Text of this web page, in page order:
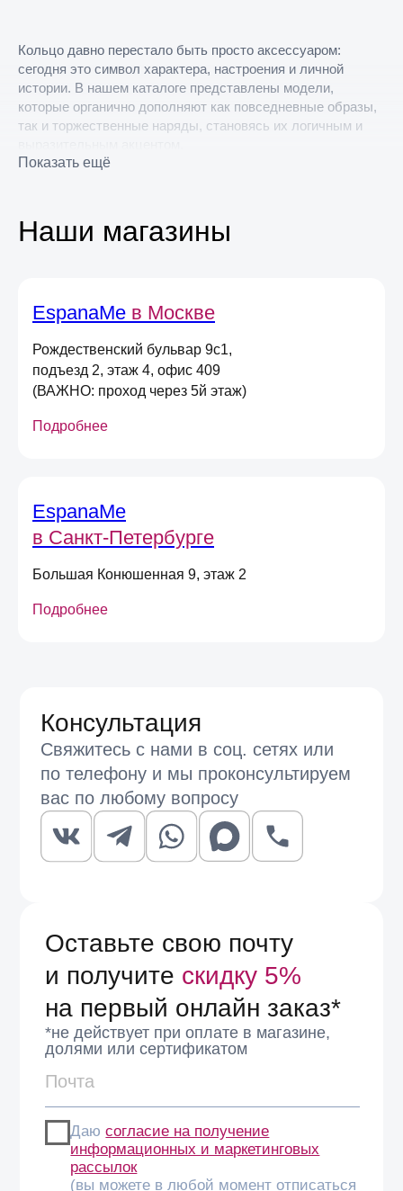
Кольцо давно перестало быть просто аксессуаром:
сегодня это символ характера, настроения и личной
истории. В нашем каталоге представлены модели,
которые органично дополняют как повседневные образы,
так и торжественные наряды, становясь их логичным и
декоративными элементами или в сдержанном
исполнении. Они подойдут для ежедневного ношения,
Выбирая кольца EspanaMe, вы выбираете украшения,
образ, и остаются актуальными вне времени и трендов.
Приглашаем вас посетить магазин EspanaMe в Москве и
ознакомиться с украшениями из Испании, оценить их
Показать ещё
Наши магазины
EspanaMe в Москве
Рождественский бульвар 9с1,
подъезд 2, этаж 4, офис 409
(ВАЖНО: проход через 5й этаж)
Подробнее
EspanaMe
в Санкт-Петербурге
Большая Конюшенная 9, этаж 2
Подробнее